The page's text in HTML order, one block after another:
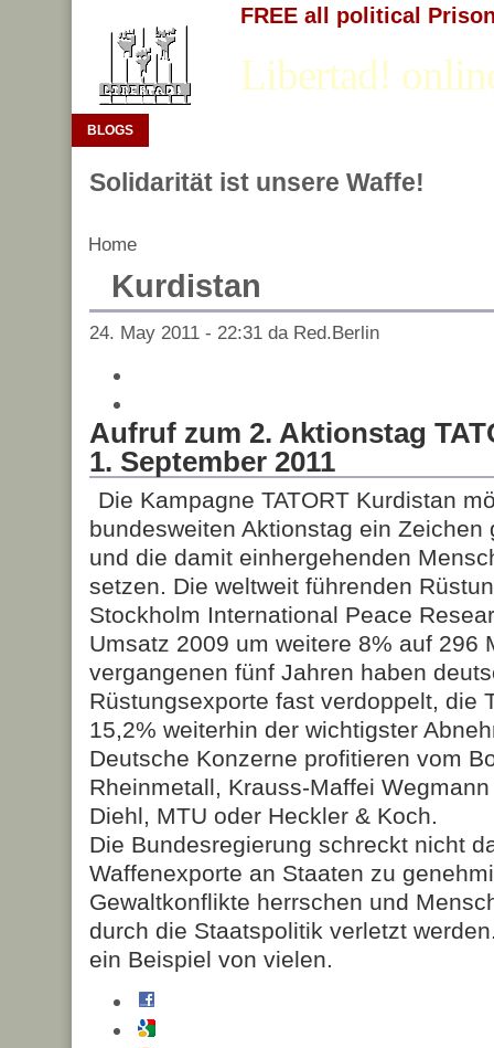
FREE all political
Libertad!
BLOGS
Solidarität ist unsere Waffe!
Home
Kurdistan
24. May 2011 - 22:31 da Red.Berlin
Aufruf zum 2. Aktionstag
1. September 2011
Die Kampagne TATORT Kurdistan
bundesweiten Aktionstag ein Zeichen
und die damit einhergehenden
setzen. Die weltweit führenden
Stockholm International Peace
Umsatz 2009 um weitere 8% auf 296
vergangenen fünf Jahren haben
Rüstungsexporte fast verdoppelt, die
15,2% weiterhin der wichtigster
Deutsche Konzerne profitieren vom
Rheinmetall, Krauss-Maffei
Diehl, MTU oder Heckler & Koch.
Die Bundesregierung schreckt nicht
Waffenexporte an Staaten zu
Gewaltkonflikte herrschen und
durch die Staatspolitik verletzt
ein Beispiel von vielen.